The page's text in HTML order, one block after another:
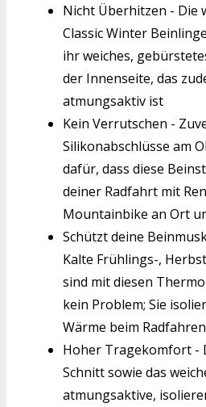
Nicht Überhitzen - Die
Classic Winter
ihr weiches,
der Innenseite, das
atmungsaktiv ist
Kein Verrutschen -
Silikonabschlüsse am
dafür, dass diese
deiner Radfahrt mit
Mountainbike an Ort
Schützt deine
Kalte Frühlings-,
sind mit diesen
kein Problem; Sie
Wärme beim Radfahren
Hoher Tragekomfort -
Schnitt sowie das
atmungsaktive,